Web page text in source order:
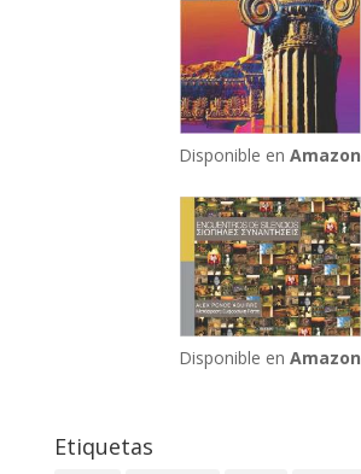
Disponible enAmazon
Disponible enAmazon
Etiquetas